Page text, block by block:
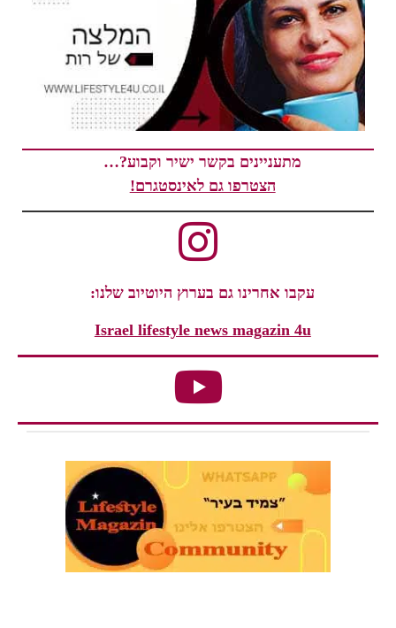
מתעניינים בקשר ישיר וקבוע?…
הצטרפו גם לאינסטגרם!
עקבו אחרינו גם בערוץ היוטיוב שלנו:
Israel lifestyle news magazin 4u